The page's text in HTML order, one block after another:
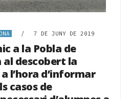
/ 7 DE JUNY DE 2019
a la Pobla de
descobert la
l’hora d’informar
casos de